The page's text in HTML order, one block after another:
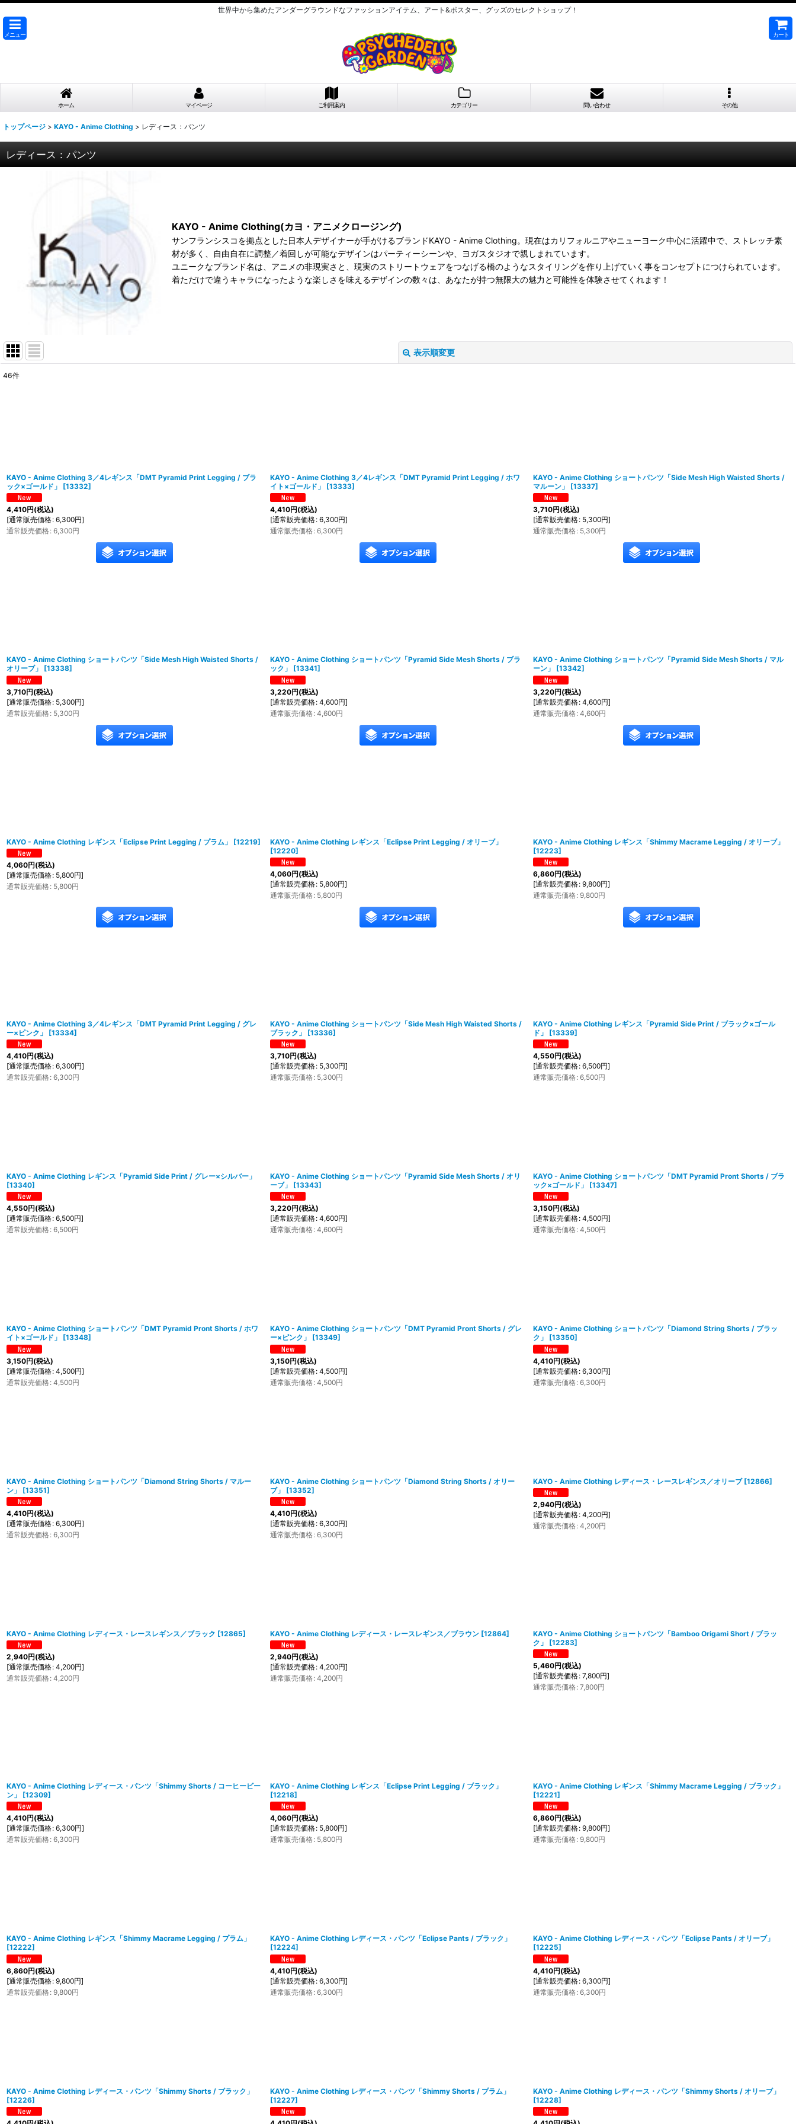
世界中から集めたアンダーグラウンドなファッションアイテム、アート&ポスター、グッズのセレクトショップ！
メニュー カート
ホーム マイページ ご利用案内 カテゴリー 問い合わせ その他
トップページ > KAYO - Anime Clothing > レディース：パンツ
レディース：パンツ
KAYO - Anime Clothing(カヨ・アニメクロージング)
サンフランシスコを拠点とした日本人デザイナーが手がけるブランドKAYO - Anime Clothing。現在はカリフォルニアやニューヨーク中心に活躍中で、ストレッチ素
材が多く、自由自在に調整／着回しが可能なデザインはパーティーシーンや、ヨガスタジオで親しまれています。
ユニークなブランド名は、アニメの非現実さと、現実のストリートウェアをつなげる橋のようなスタイリングを作り上げていく事をコンセプトにつけられています。
着ただけで違うキャラになったような楽しさを味えるデザインの数々は、あなたが持つ無限大の魅力と可能性を体験させてくれます！
表示順変更
絞り込む
46件
KAYO - Anime Clothing 3／4レギンス「DMT Pyramid Print Legging / ブラ
ック×ゴールド」
[13332]
4,410円(税込)
[通常販売価格: 6,300円]
通常販売価格: 6,300円
KAYO - Anime Clothing 3／4レギンス「DMT Pyramid Print Legging / ホワ
イト×ゴールド」
[13333]
4,410円(税込)
[通常販売価格: 6,300円]
通常販売価格: 6,300円
KAYO - Anime Clothing ショートパンツ「Side Mesh High Waisted Shorts /
マルーン」
[13337]
3,710円(税込)
[通常販売価格: 5,300円]
通常販売価格: 5,300円
KAYO - Anime Clothing ショートパンツ「Side Mesh High Waisted Shorts /
オリーブ」
[13338]
3,710円(税込)
[通常販売価格: 5,300円]
通常販売価格: 5,300円
KAYO - Anime Clothing ショートパンツ「Pyramid Side Mesh Shorts / ブラ
ック」
[13341]
3,220円(税込)
[通常販売価格: 4,600円]
通常販売価格: 4,600円
KAYO - Anime Clothing ショートパンツ「Pyramid Side Mesh Shorts / マル
ーン」
[13342]
3,220円(税込)
[通常販売価格: 4,600円]
通常販売価格: 4,600円
KAYO - Anime Clothing レギンス「Eclipse Print Legging / プラム」 [12219]
4,060円(税込)
[通常販売価格: 5,800円]
通常販売価格: 5,800円
KAYO - Anime Clothing レギンス「Eclipse Print Legging / オリーブ」
[12220]
4,060円(税込)
[通常販売価格: 5,800円]
通常販売価格: 5,800円
KAYO - Anime Clothing レギンス「Shimmy Macrame Legging / オリーブ」
[12223]
6,860円(税込)
[通常販売価格: 9,800円]
通常販売価格: 9,800円
KAYO - Anime Clothing 3／4レギンス「DMT Pyramid Print Legging / グレ
ー×ピンク」
[13334]
4,410円(税込)
[通常販売価格: 6,300円]
通常販売価格: 6,300円
KAYO - Anime Clothing ショートパンツ「Side Mesh High Waisted Shorts /
ブラック」
[13336]
3,710円(税込)
[通常販売価格: 5,300円]
通常販売価格: 5,300円
KAYO - Anime Clothing レギンス「Pyramid Side Print / ブラック×ゴール
ド」
[13339]
4,550円(税込)
[通常販売価格: 6,500円]
通常販売価格: 6,500円
KAYO - Anime Clothing レギンス「Pyramid Side Print / グレー×シルバー」
[13340]
4,550円(税込)
[通常販売価格: 6,500円]
通常販売価格: 6,500円
KAYO - Anime Clothing ショートパンツ「Pyramid Side Mesh Shorts / オリ
ーブ」
[13343]
3,220円(税込)
[通常販売価格: 4,600円]
通常販売価格: 4,600円
KAYO - Anime Clothing ショートパンツ「DMT Pyramid Pront Shorts / ブラ
ック×ゴールド」
[13347]
3,150円(税込)
[通常販売価格: 4,500円]
通常販売価格: 4,500円
KAYO - Anime Clothing ショートパンツ「DMT Pyramid Pront Shorts / ホワ
イト×ゴールド」
[13348]
3,150円(税込)
[通常販売価格: 4,500円]
通常販売価格: 4,500円
KAYO - Anime Clothing ショートパンツ「DMT Pyramid Pront Shorts / グレ
ー×ピンク」
[13349]
3,150円(税込)
[通常販売価格: 4,500円]
通常販売価格: 4,500円
KAYO - Anime Clothing ショートパンツ「Diamond String Shorts / ブラッ
ク」
[13350]
4,410円(税込)
[通常販売価格: 6,300円]
通常販売価格: 6,300円
KAYO - Anime Clothing ショートパンツ「Diamond String Shorts / マルー
ン」
[13351]
4,410円(税込)
[通常販売価格: 6,300円]
通常販売価格: 6,300円
KAYO - Anime Clothing ショートパンツ「Diamond String Shorts / オリー
ブ」
[13352]
4,410円(税込)
[通常販売価格: 6,300円]
通常販売価格: 6,300円
KAYO - Anime Clothing レディース・レースレギンス／オリーブ [12866]
2,940円(税込)
[通常販売価格: 4,200円]
通常販売価格: 4,200円
KAYO - Anime Clothing レディース・レースレギンス／ブラック [12865]
2,940円(税込)
[通常販売価格: 4,200円]
通常販売価格: 4,200円
KAYO - Anime Clothing レディース・レースレギンス／ブラウン [12864]
2,940円(税込)
[通常販売価格: 4,200円]
通常販売価格: 4,200円
KAYO - Anime Clothing ショートパンツ「Bamboo Origami Short / ブラッ
ク」
[12283]
5,460円(税込)
[通常販売価格: 7,800円]
通常販売価格: 7,800円
KAYO - Anime Clothing レディース・パンツ「Shimmy Shorts / コーヒービー
ン」
[12309]
4,410円(税込)
[通常販売価格: 6,300円]
通常販売価格: 6,300円
KAYO - Anime Clothing レギンス「Eclipse Print Legging / ブラック」
[12218]
4,060円(税込)
[通常販売価格: 5,800円]
通常販売価格: 5,800円
KAYO - Anime Clothing レギンス「Shimmy Macrame Legging / ブラック」
[12221]
6,860円(税込)
[通常販売価格: 9,800円]
通常販売価格: 9,800円
KAYO - Anime Clothing レギンス「Shimmy Macrame Legging / プラム」
[12222]
6,860円(税込)
[通常販売価格: 9,800円]
通常販売価格: 9,800円
KAYO - Anime Clothing レディース・パンツ「Eclipse Pants / ブラック」
[12224]
4,410円(税込)
[通常販売価格: 6,300円]
通常販売価格: 6,300円
KAYO - Anime Clothing レディース・パンツ「Eclipse Pants / オリーブ」
[12225]
4,410円(税込)
[通常販売価格: 6,300円]
通常販売価格: 6,300円
KAYO - Anime Clothing レディース・パンツ「Shimmy Shorts / ブラック」
[12226]
KAYO - Anime Clothing レディース・パンツ「Shimmy Shorts / プラム」
[12227]
KAYO - Anime Clothing レディース・パンツ「Shimmy Shorts / オリーブ」
[12228]